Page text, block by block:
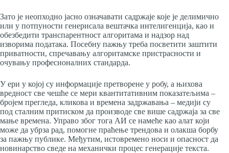
Зато је неопходно јасно означавати садржаје које је делимично
или у потпуности генерисала вештачка интелигенција, као и
обезбедити транспарентност алгоритама и надзор над
изворима података. Посебну пажњу треба посветити заштити
приватности, спречавању алгоритамске пристрасности и
очувању професионалних стандарда.
У ери у којој су информације претворене у робу, а њихова
вредност све чешће се мери квантитативним показатељима –
бројем прегледа, кликова и времена задржавања – медији су
под сталним притиском да производе све више садржаја за све
мање времена. Управо због тога АИ се намеће као алат који
може да убрза рад, помогне праћење трендова и олакша борбу
за пажњу публике. Међутим, истовремено носи и опасност да
новинарство сведе на механички процес генерације текста.